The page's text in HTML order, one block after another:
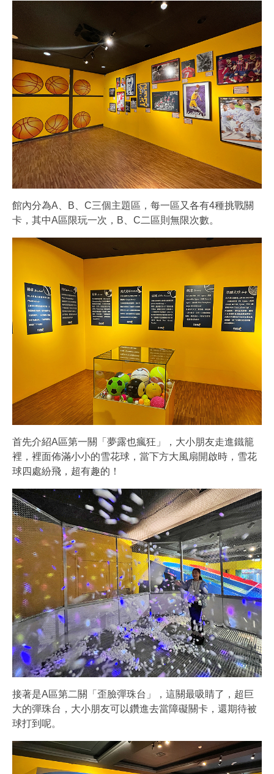
館內分為A、B、C三個主題區，每一區又各有4種挑戰關
卡，其中A區限玩一次，B、C二區則無限次數。
首先介紹A區第一關「夢露也瘋狂」，大小朋友走進鐵籠
裡，裡面佈滿小小的雪花球，當下方大風扇開啟時，雪花
球四處紛飛，超有趣的！
接著是A區第二關「歪臉彈珠台」，這關最吸睛了，超巨
大的彈珠台，大小朋友可以鑽進去當障礙關卡，還期待被
球打到呢。